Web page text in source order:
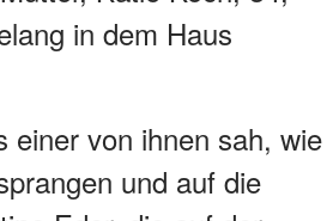
in dem Haus
einer von ihnen sah, wie
und auf die